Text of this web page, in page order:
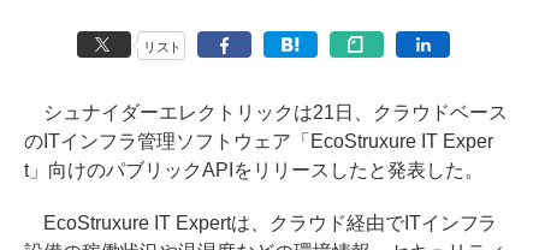
リスト
シュナイダーエレクトリックは21日、クラウドベース
のITインフラ管理ソフトウェア「EcoStruxure IT Exper
t」向けのパブリックAPIをリリースしたと発表した。
EcoStruxure IT Expertは、クラウド経由でITインフラ